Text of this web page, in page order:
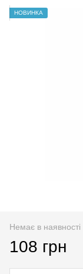
НОВИНКА
Немає в наявності
108 грн